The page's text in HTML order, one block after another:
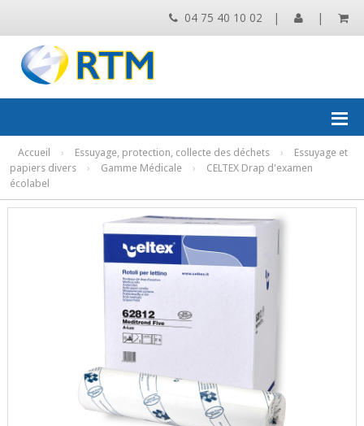
04 75 40 10 02 | |
Accueil › Essuyage, protection, collecte des déchets ›
Essuyage et
papiers divers
› Gamme Médicale ›
CELTEX Drap d'examen
écolabel